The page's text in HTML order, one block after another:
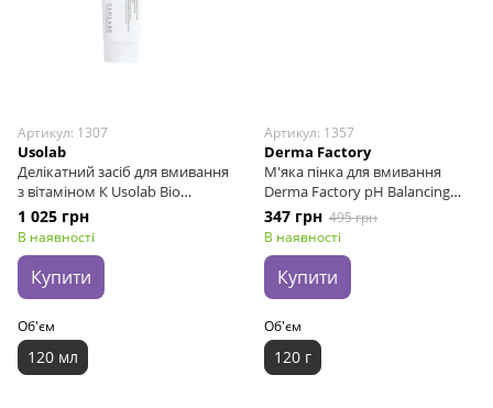
Артикул: 1307
Usolab
Делікатний засіб для вмивання
з вітаміном К Usolab Bio
Intensive Foaming K Cleanser,
120 мл
1 025 грн
В наявності
Купити
Об'єм
120 мл
Артикул: 1357
Derma Factory
М'яка пінка для вмивання
Derma Factory pH Balancing
Cleansing Foam, 120 г
347 грн 495 грн
В наявності
Купити
Об'єм
120 г